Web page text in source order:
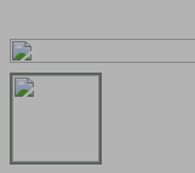
2º cafeteira